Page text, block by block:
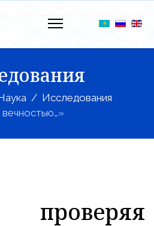
Исследования
проверяя